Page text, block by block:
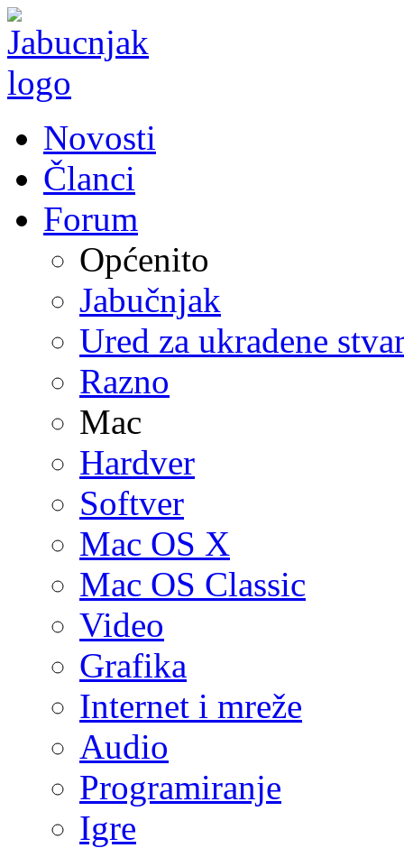
Novosti
Članci
Forum
Općenito
Jabučnjak
Ured za ukradene
Razno
Mac
Hardver
Softver
Mac OS X
Mac OS Classic
Video
Grafika
Internet i mreže
Audio
Programiranje
Igre